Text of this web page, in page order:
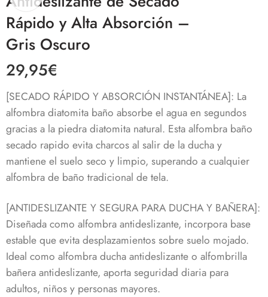
Rápido y Alta Absorción –
Gris Oscuro
29,95€
[SECADO RÁPIDO Y ABSORCIÓN INSTANTÁNEA]: La
alfombra diatomita baño absorbe el agua en segundos
gracias a la piedra diatomita natural. Esta alfombra baño
secado rapido evita charcos al salir de la ducha y
mantiene el suelo seco y limpio, superando a cualquier
alfombra de baño tradicional de tela.
[ANTIDESLIZANTE Y SEGURA PARA DUCHA Y BAÑERA]:
Diseñada como alfombra antideslizante, incorpora base
estable que evita desplazamientos sobre suelo mojado.
Ideal como alfombra ducha antideslizante o alfombrilla
bañera antideslizante, aporta seguridad diaria para
adultos, niños y personas mayores.